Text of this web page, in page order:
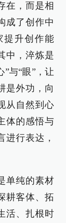
在，而是相
成了创作中
提升创作能
中，淬炼是
与“眼”，让
是外功，向
从自然到心
体的感悟与
进行表达，
单纯的素材
耕客体、拓
活、扎根时